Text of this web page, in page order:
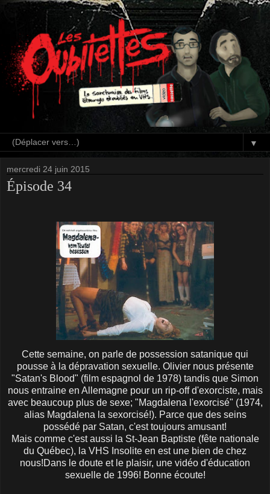
▼
mercredi 24 juin 2015
Épisode 34
Cette semaine, on parle de possession satanique qui
pousse à la dépravation sexuelle. Olivier nous présente
"Satan's Blood" (film espagnol de 1978) tandis que Simon
nous entraine en Allemagne pour un rip-off d'exorciste, mais
avec beaucoup plus de sexe; "Magdalena l'exorcisé" (1974,
alias Magdalena la sexorcisé!). Parce que des seins
possédé par Satan, c'est toujours amusant!
Mais comme c'est aussi la St-Jean Baptiste (fête nationale
du Québec), la VHS Insolite en est une bien de chez
nous!Dans le doute et le plaisir, une vidéo d'éducation
sexuelle de 1996! Bonne écoute!